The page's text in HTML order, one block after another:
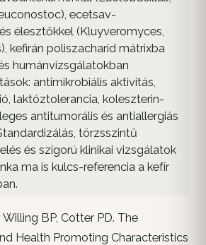
ecetsav-
élesztőkkel (Kluyveromyces,
kefirán poliszacharid mátrixba
humánvizsgálatokban
antimikrobiális aktivitás,
laktóztolerancia, koleszterin-
antitumorális és antiallergiás
törzsszintű
és szigorú klinikai vizsgálatok
ma is kulcs-referencia a kefír
Willing BP, Cotter PD. The
Health Promoting Characteristics